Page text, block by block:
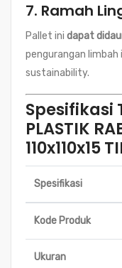
7. Ramah
Pallet ini dapat
pengurangan
sustainability.
Spesifikasi
PLASTIK
110x110x15
Spesifikasi
Kode Produk
Ukuran